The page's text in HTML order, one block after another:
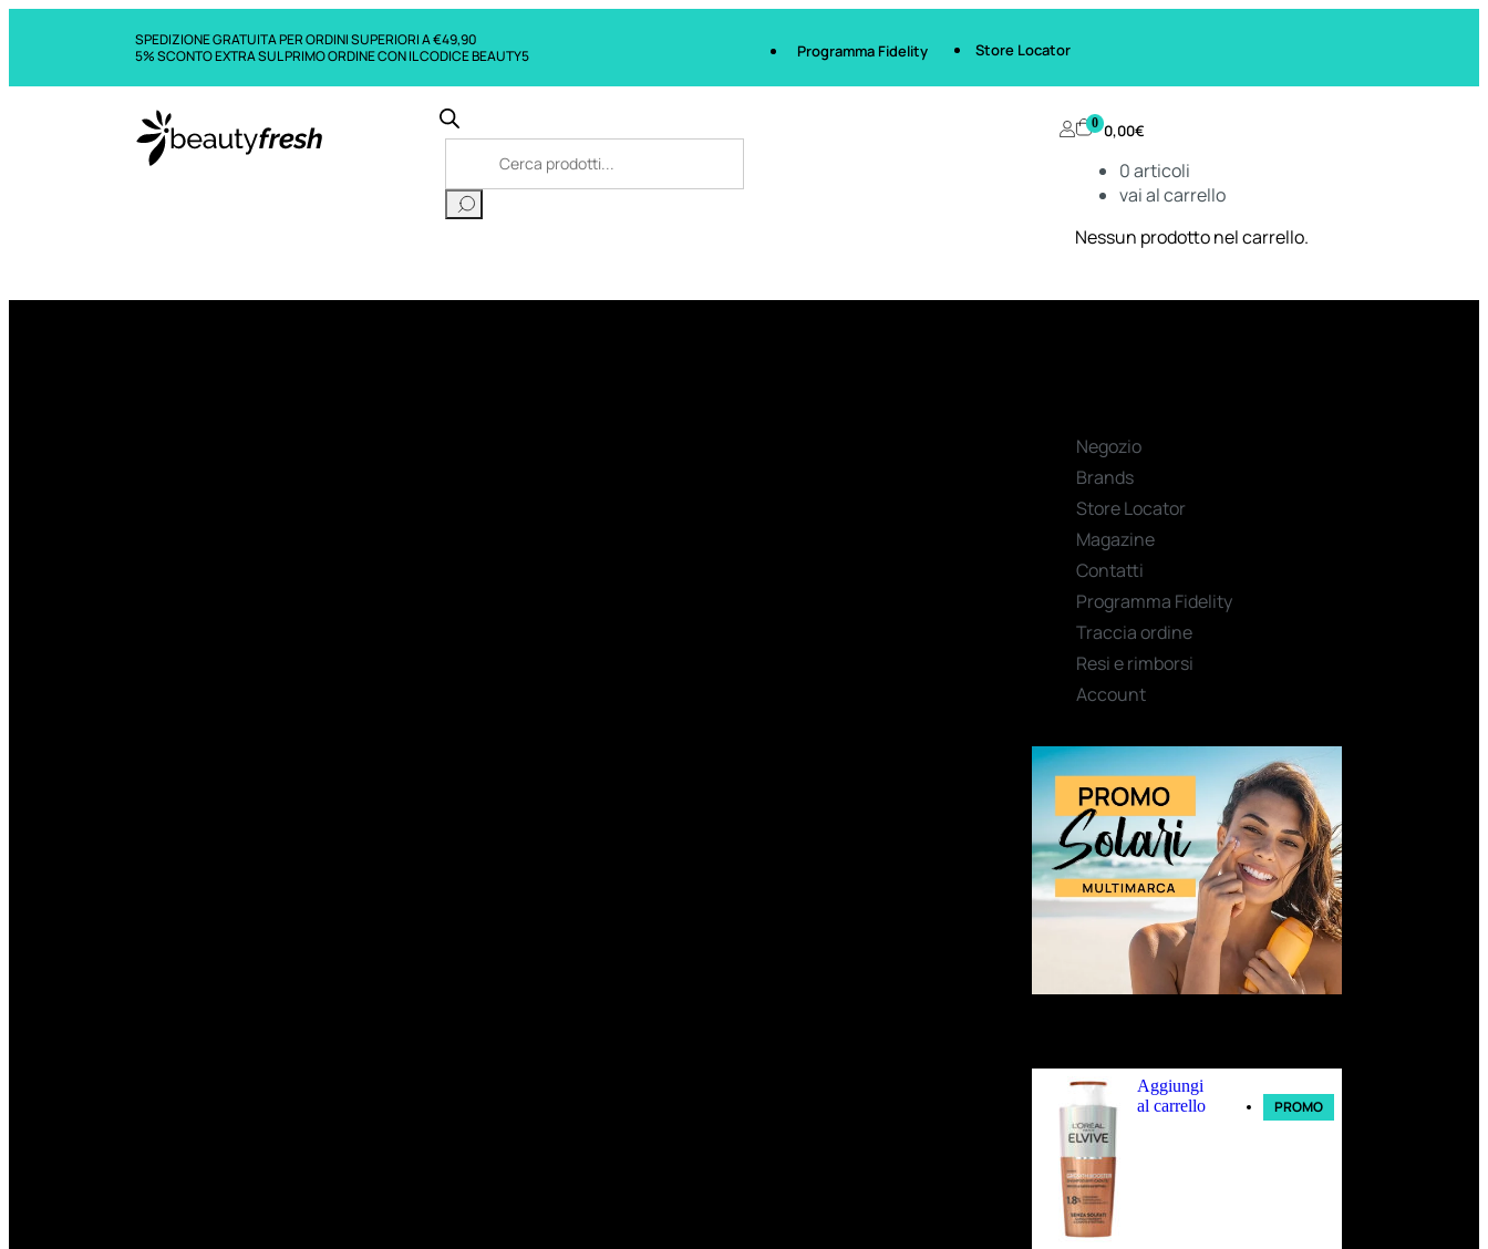
SPEDIZIONE GRATUITA PER ORDINI SUPERIORI A €49,90
5% SCONTO EXTRA SUL PRIMO ORDINE CON IL CODICE BEAUTY5
Programma Fidelity Store Locator
0 0,00€
0articoli
vai al carrello
Nessun prodotto nel carrello.
Negozio
Brands
Store Locator
Magazine
Contatti
Programma Fidelity
Traccia ordine
Resi e rimborsi
Account
Aggiungi
al carrello
PROMO